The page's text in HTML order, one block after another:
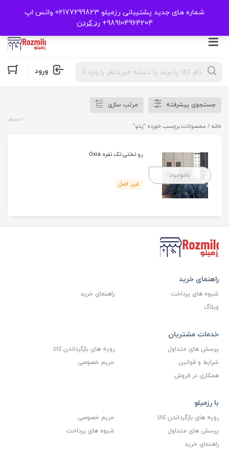
شماره های جدید پشتیبانی رزمیلو 02177299823 واتس اپ
989104964204+
رد کردن
Products
search ورود
جستجوی پیشرفته مرتب سازی
خانه / محصولات برچسب خورده “پتو”
1 محصول
ناموجود
رو تختی تک نفره Oxia
غیر اصل
راهنمای خرید
شیوه های پرداخت
راهنمای خرید
وبلاگ
خدمات مشتریان
پرسش های متداول
رویه های بازگرداندن کالا
شرایط و قوانین
حریم خصوصی
همکاری در فروش
با رزمیلو
رویه های بازگرداندن کالا
حریم خصوصی
پرسش های متداول
شیوه های پرداخت
راهنمای خرید